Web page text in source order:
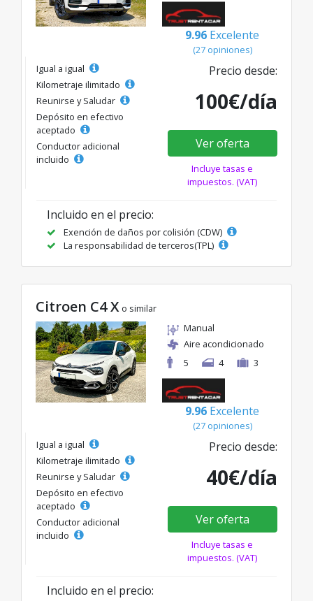
9.96 Excelente
(27 opiniones)
Igual a igual
Kilometraje ilimitado
Reunirse y Saludar
Depósito en efectivo
aceptado
Conductor adicional
incluido
Precio desde:
100€/día
Ver oferta
Incluye tasas e
impuestos. (VAT)
Incluido en el precio:
Exención de daños por colisión (CDW)
La responsabilidad de terceros(TPL)
Citroen C4 X o similar
Manual
Aire acondicionado
5
4 3
9.96 Excelente
(27 opiniones)
Igual a igual
Kilometraje ilimitado
Reunirse y Saludar
Depósito en efectivo
aceptado
Conductor adicional
incluido
Precio desde:
40€/día
Ver oferta
Incluye tasas e
impuestos. (VAT)
Incluido en el precio: